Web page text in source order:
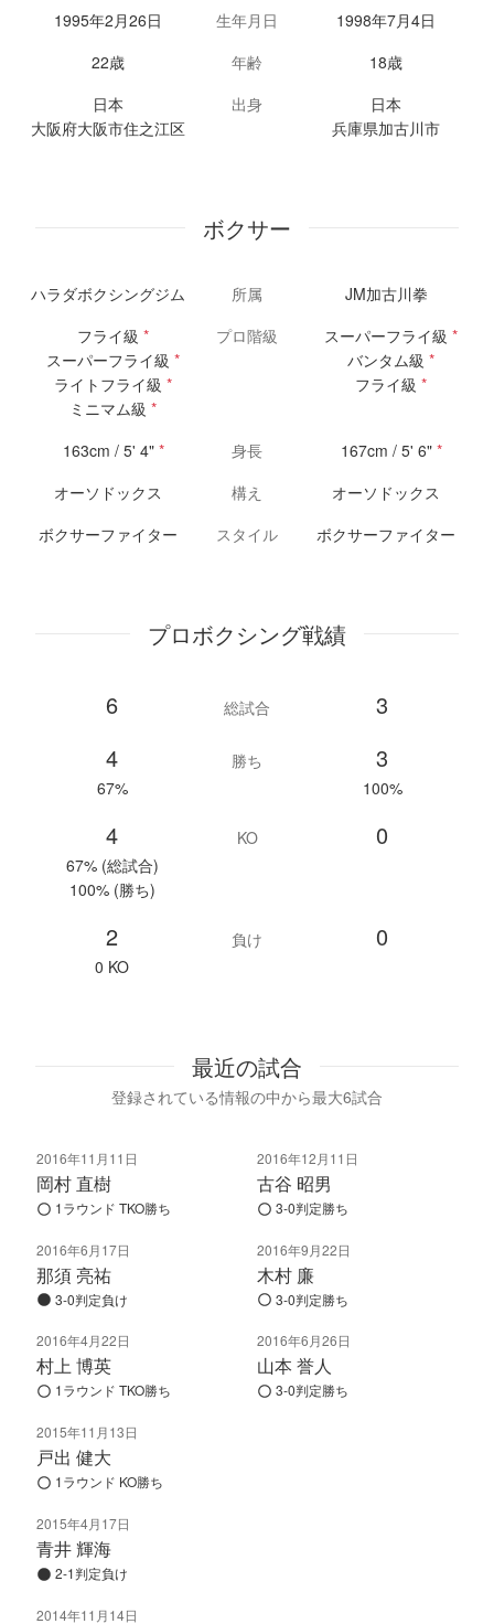
1995年2月26日
生年月日
1998年7月4日
22歳
年齢
18歳
日本
大阪府大阪市住之江区
出身
日本
兵庫県加古川市
ボクサー
ハラダボクシングジム 所属
JM加古川拳
フライ級 *
スーパーフライ級 *
ライトフライ級 *
ミニマム級 *
プロ階級 スーパーフライ級 *
バンタム級 *
フライ級 *
163cm / 5' 4" * 身長 167cm / 5' 6" *
オーソドックス
構え
オーソドックス
ボクサーファイター
スタイル ボクサーファイター
プロボクシング戦績
6 総試合
3
4
67%
勝ち 3
100%
4
67% (総試合)
100% (勝ち)
KO 0
2
0 KO
負け 0
最近の試合
登録されている情報の中から最大6試合
2016年11月11日
岡村 直樹
1ラウンド TKO勝ち
2016年6月17日
那須 亮祐
3-0判定負け
2016年4月22日
村上 博英
1ラウンド TKO勝ち
2015年11月13日
戸出 健大
1ラウンド KO勝ち
2015年4月17日
青井 輝海
2-1判定負け
2014年11月14日
2016年12月11日
古谷 昭男
3-0判定勝ち
2016年9月22日
木村 廉
3-0判定勝ち
2016年6月26日
山本 誉人
3-0判定勝ち